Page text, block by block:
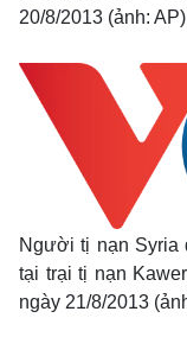
Thể thao
Bóng đá
Lịch thi đấu bóng đá
Thế giới thể thao
eSports
Hậu trường
20/8/2013 (ảnh: AP)
Người tị nạn Syria
tại trại tị nạn
ngày 21/8/2013